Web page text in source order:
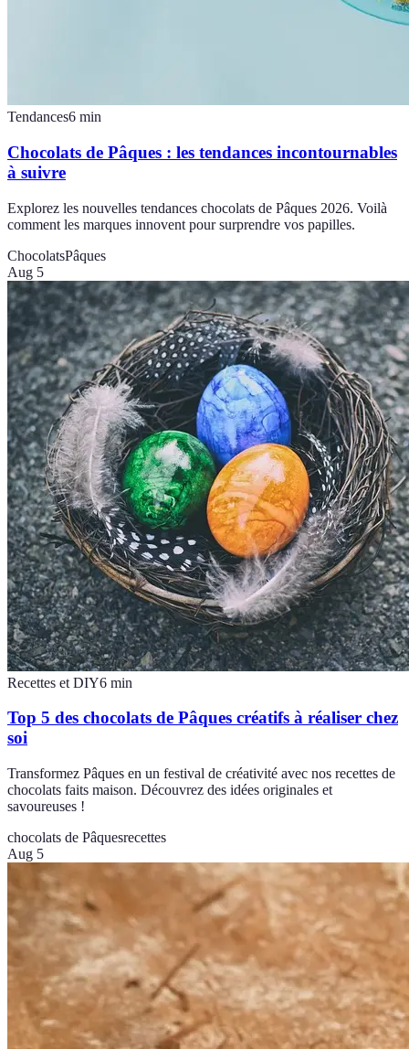
Tendances6 min
Chocolats de Pâques : les tendances incontournables
à suivre
Explorez les nouvelles tendances chocolats de Pâques 2026. Voilà
comment les marques innovent pour surprendre vos papilles.
ChocolatsPâques
Aug 5
Recettes et DIY6 min
Top 5 des chocolats de Pâques créatifs à réaliser chez
soi
Transformez Pâques en un festival de créativité avec nos recettes de
chocolats faits maison. Découvrez des idées originales et
savoureuses !
chocolats de Pâquesrecettes
Aug 5